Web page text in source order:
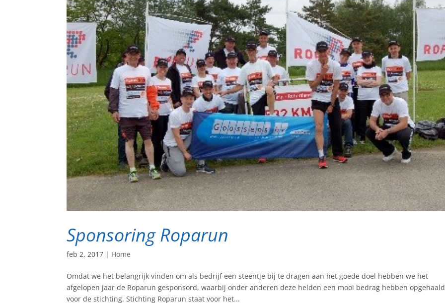
Sponsoring Roparun
feb 2, 2017 | Home
Omdat we het belangrijk vinden om als bedrijf een steentje bij te dragen aan het goede doel hebben we het
afgelopen jaar de Roparun gesponsord, waarbij onder anderen deze helden een mooi bedrag hebben opgehaald
voor de stichting. Stichting Roparun staat voor het...